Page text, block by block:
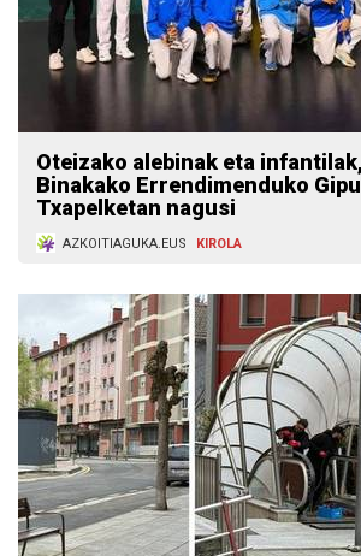
Oteizako alebinak eta
Binakako Errendimenduko
Txapelketan nagusi
AZKOITIAGUKA.EUS KIROLA